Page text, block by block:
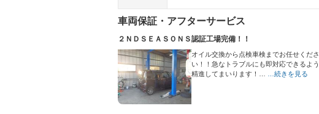
車両保証・アフターサービス
２ＮＤＳＥＡＳＯＮＳ認証工場完備！！
オイル交換から点検車検までお任せくださ
い！！急なトラブルにも即対応できるよう
精進してまいります！…
…続きを見る